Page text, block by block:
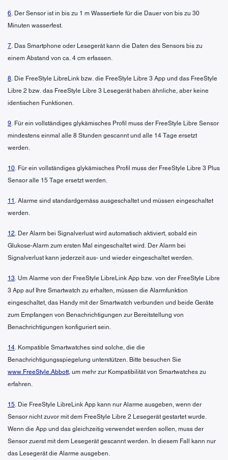
6. Der Sensor ist in bis zu 1 m Wassertiefe für die Dauer von bis zu 30
Minuten wasserfest.
7. Das Smartphone oder Lesegerät kann die Daten des Sensors bis zu
einem Abstand von ca. 4 cm erfassen.
8. Die FreeStyle LibreLink bzw. die FreeStyle Libre 3 App und das FreeStyle
Libre 2 bzw. das FreeStyle Libre 3 Lesegerät haben ähnliche, aber keine
identischen Funktionen.
9. Für ein vollständiges glykämisches Profil muss der FreeStyle Libre Sensor
mindestens einmal alle 8 Stunden gescannt und alle 14 Tage ersetzt
werden.
10. Für ein vollständiges glykämisches Profil muss der FreeStyle Libre 3 Plus
Sensor alle 15 Tage ersetzt werden.
11 . Alarme sind standardgemäss ausgeschaltet und müssen eingeschaltet
werden.
12. Der Alarm bei Signalverlust wird automatisch aktiviert, sobald ein
Glukose-Alarm zum ersten Mal eingeschaltet wird. Der Alarm bei
Signalverlust kann jederzeit aus- und wieder eingeschaltet werden.
13. Um Alarme von der FreeStyle LibreLink App bzw. von der FreeStyle Libre
3 App auf Ihre Smartwatch zu erhalten, müssen die Alarmfunktion
eingeschaltet, das Handy mit der Smartwatch verbunden und beide Geräte
zum Empfangen von Benachrichtigungen zur Bereitstellung von
Benachrichtigungen konfiguriert sein.
14. Kompatible Smartwatches sind solche, die die
Benachrichtigungsspiegelung unterstützen. Bitte besuchen Sie
www.FreeStyle.Abbott, um mehr zur Kompatibilität von Smartwatches zu
erfahren.
15. Die FreeStyle LibreLink App kann nur Alarme ausgeben, wenn der
Sensor nicht zuvor mit dem FreeStyle Libre 2 Lesegerät gestartet wurde.
Wenn die App und das gleichzeitig verwendet werden sollen, muss der
Sensor zuerst mit dem Lesegerät gescannt werden. In diesem Fall kann nur
das Lesegerät die Alarme ausgeben.